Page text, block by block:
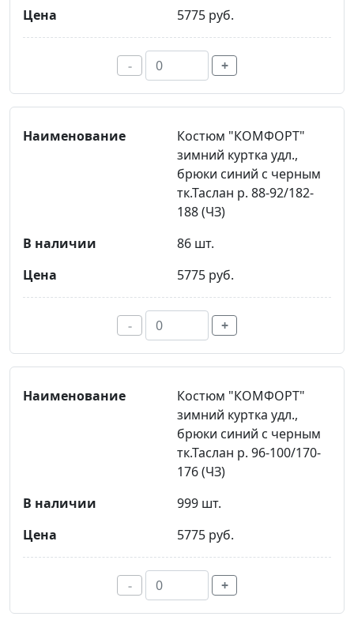
5775 руб.
- +
Костюм "КОМФОРТ"
зимний куртка удл.,
брюки синий с черным
тк.Таслан р. 88-92/182-
188 (ЧЗ)
86 шт.
5775 руб.
- +
Костюм "КОМФОРТ"
зимний куртка удл.,
брюки синий с черным
тк.Таслан р. 96-100/170-
176 (ЧЗ)
999 шт.
5775 руб.
- +